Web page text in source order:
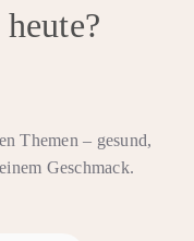
Themen – gesund,
Geschmack.